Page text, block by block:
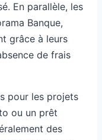
En parallèle, les
Banque,
grâce à leurs
de frais
pour les projets
ou un prêt
des